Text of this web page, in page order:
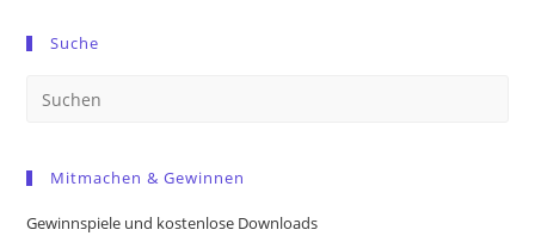
Suche
Mitmachen & Gewinnen
Gewinnspiele und kostenlose Downloads